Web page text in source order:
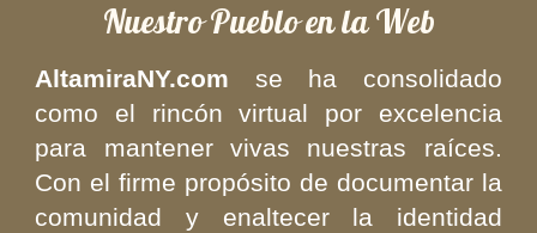
Nuestro Pueblo en la Web
AltamiraNY.com se ha consolidado
como el rincón virtual por excelencia
para mantener vivas nuestras raíces.
Con el firme propósito de documentar la
comunidad y enaltecer la identidad